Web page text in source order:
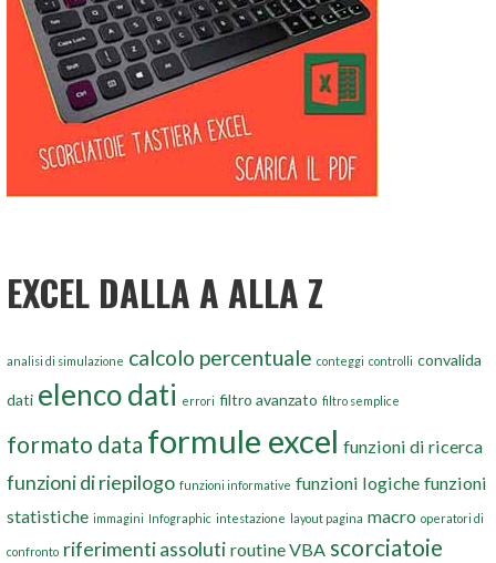
EXCEL DALLA A ALLA Z
analisi di simulazione calcolo percentuale conteggi controlli convalida
dati elenco dati errori filtro avanzato filtro semplice
formato data formule excel funzioni di ricerca
funzioni di riepilogo funzioni informative funzioni logiche funzioni
statistiche immagini Infographic intestazione layout pagina macro operatori di
confronto riferimenti assoluti routine VBA scorciatoie